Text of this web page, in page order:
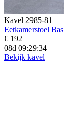
Kavel 2985-81
Eetkamerstoel
€ 192
08d 09:29:32
Bekijk kavel